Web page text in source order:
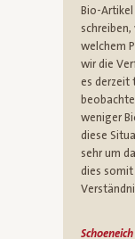
Bio-Artikel
welchem
wir die
es derzeit
weniger
diese
sehr um
dies somit
Schoeneich